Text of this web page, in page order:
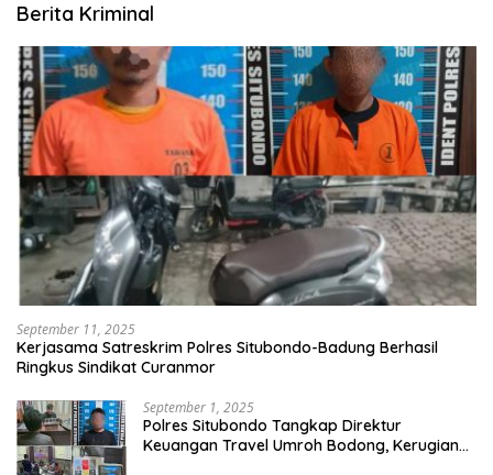
Berita Kriminal
September 11, 2025
Kerjasama Satreskrim Polres Situbondo-Badung Berhasil
Ringkus Sindikat Curanmor
September 1, 2025
Polres Situbondo Tangkap Direktur
Keuangan Travel Umroh Bodong, Kerugian